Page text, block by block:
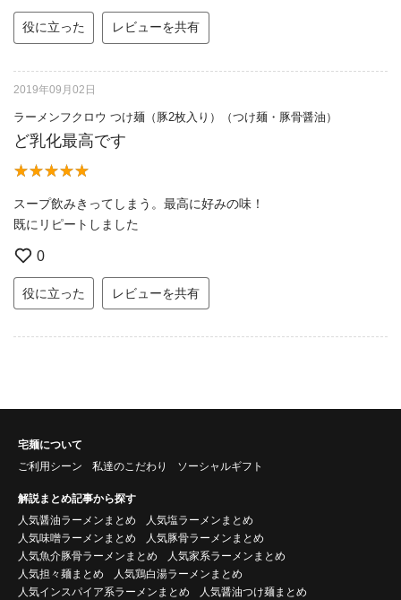
役に立った レビューを共有
2019年09月02日
ラーメンフクロウ つけ麺（豚2枚入り）（つけ麺・豚骨醤油）
ど乳化最高です
スープ飲みきってしまう。最高に好みの味！
既にリピートしました
0
役に立った レビューを共有
宅麺について
ご利用シーン
私達のこだわり ソーシャルギフト
解説まとめ記事から探す
人気醤油ラーメンまとめ
人気塩ラーメンまとめ
人気味噌ラーメンまとめ
人気豚骨ラーメンまとめ
人気魚介豚骨ラーメンまとめ
人気家系ラーメンまとめ
人気担々麺まとめ
人気鶏白湯ラーメンまとめ
人気インスパイア系ラーメンまとめ
人気醤油つけ麺まとめ